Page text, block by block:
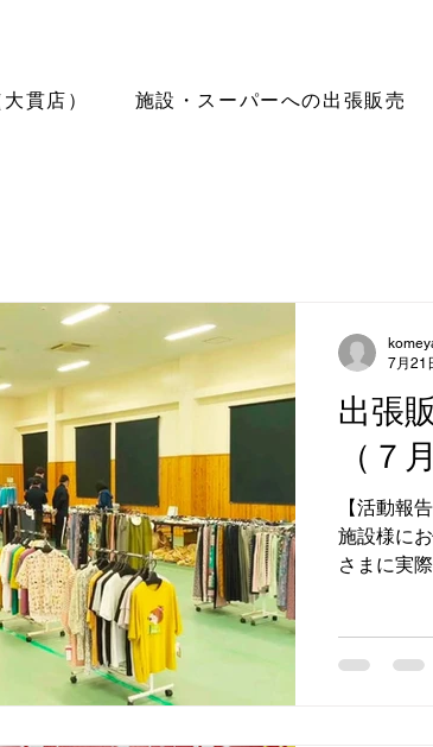
貫店） 施設・スーパーへの出張販売
出張
（７
【活動報
施設様に
さまに実
た。 「自
7月21